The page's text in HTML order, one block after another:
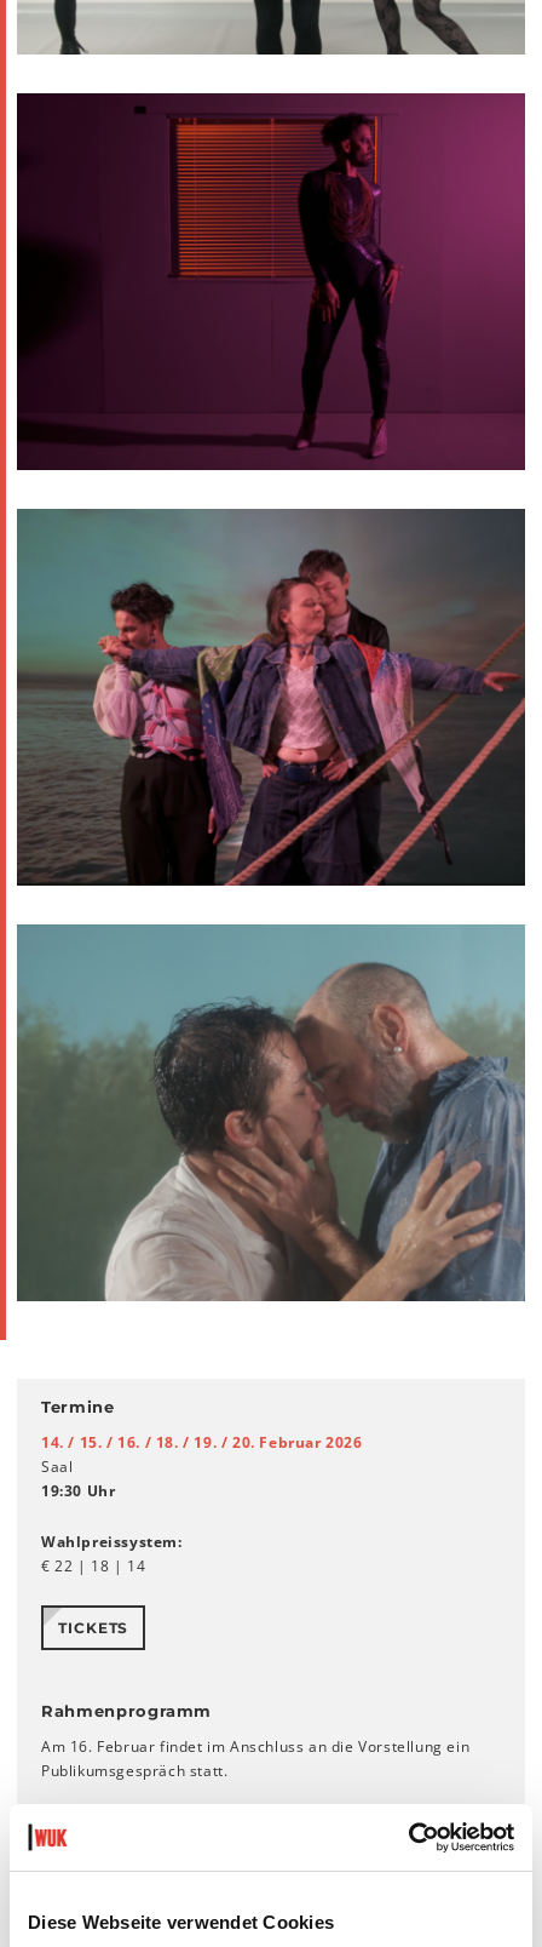
Diese Webseite verwendet Cookies
Termine
14. / 15. / 16. / 18. / 19. / 20. Februar 2026
Saal
19:30 Uhr
Wahlpreissystem:
€ 22 | 18 | 14
TICKETS
Rahmenprogramm
Am 16. Februar findet im Anschluss an die Vorstellung ein
Publikumsgespräch statt.
An allen Spieltagen kann ab 18:30 Uhr und nach den
Vorstellungen im Foyer die
Mobile TIN*-Werkstattbesucht
werden.